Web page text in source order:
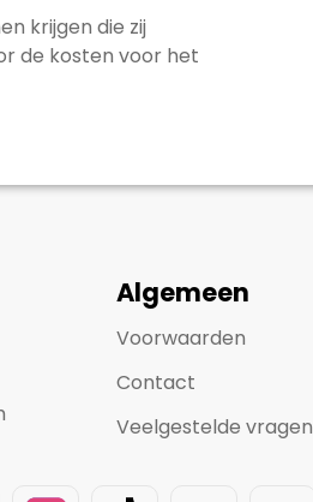
krijgen die zij
de kosten voor het
Algemeen
Voorwaarden
Contact
Veelgestelde vragen